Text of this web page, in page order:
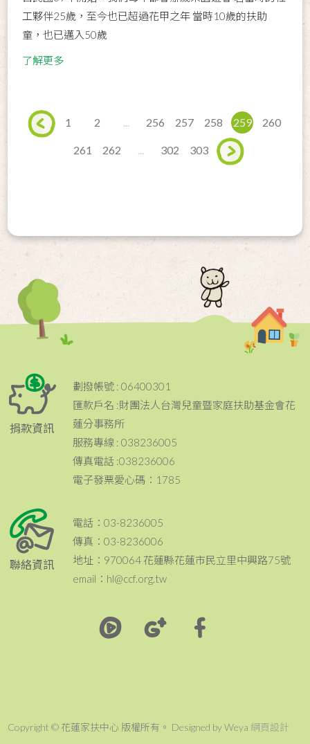
工夥伴25歲，至今也已超過花甲之年 當時10歲的扶助
童，也已邁入50歲
了解更多
1 2 256 257 258 259 260
261 262 302 303
捐款資訊
劃撥帳號 : 06400301
匯款戶名 :財團法人台灣兒童暨家庭扶助基金會花
蓮分事務所
服務專線 : 038236005
傳真電話 :038236006
電子發票愛心碼：1785
聯絡資訊
電話：03-8236005
傳真：03-8236006
地址：970064 花蓮縣花蓮市民立里中興路75號
email：hl@ccf.org.tw
Copyright © 花蓮家扶中心 版權所有。 Designed by Weya 網頁設計